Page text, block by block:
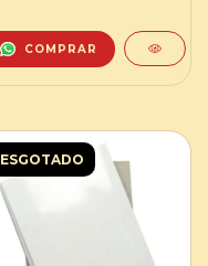
COMPRAR
ESGOTADO